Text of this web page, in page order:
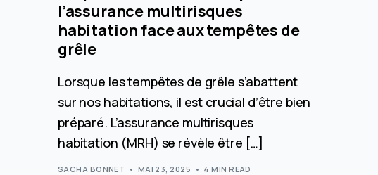
l’assurance multirisques
habitation face aux tempêtes de
grêle
Lorsque les tempêtes de grêle s’abattent
sur nos habitations, il est crucial d’être bien
préparé. L’assurance multirisques
habitation (MRH) se révèle être […]
SACHA BONNET MAI 23, 2025 4 MIN READ